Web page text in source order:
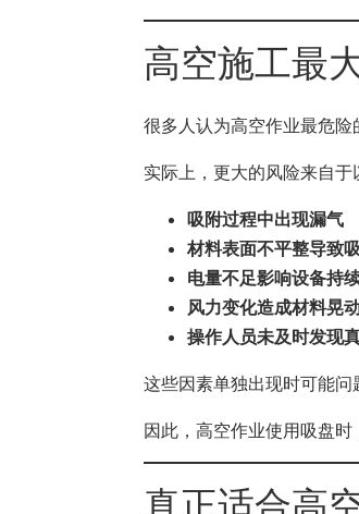
高空施工最
很多人认为高空作业最危险
实际上，更大的风险来自于
吸附过程中出现漏气
材料表面不平整导致
电量不足影响设备持
风力变化造成材料晃
操作人员未及时发现
这些因素单独出现时可能问
因此，高空作业使用吸盘时
真正适合高